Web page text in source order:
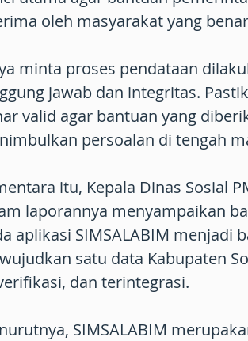
oleh masyarakat yang
minta proses pendataan
jawab dan integritas.
valid agar bantuan yang
persoalan di tengah
itu, Kepala Dinas Sosial
laporannya menyampaikan
aplikasi SIMSALABIM menjadi
satu data Kabupaten
dan terintegrasi.
SIMSALABIM